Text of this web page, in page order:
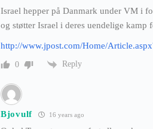
Israel hepper på Danmark under VM i
og støtter Israel i deres uendelige kamp
http://www.jpost.com/Home/
0 Reply
Bjovulf 16 years ago